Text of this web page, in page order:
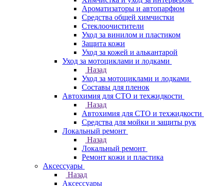
Ароматизаторы и автопарфюм
Средства общей химчистки
Стеклоочистители
Уход за винилом и пластиком
Защита кожи
Уход за кожей и алькантарой
Уход за мотоциклами и лодками
Назад
Уход за мотоциклами и лодками
Составы для пленок
Автохимия для СТО и техжидкости
Назад
Автохимия для СТО и техжидкости
Средства для мойки и защиты рук
Локальный ремонт
Назад
Локальный ремонт
Ремонт кожи и пластика
Аксессуары
Назад
Аксессуары